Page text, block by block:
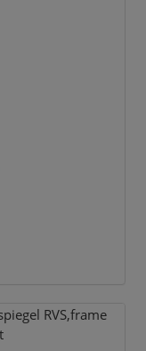
RVS,frame